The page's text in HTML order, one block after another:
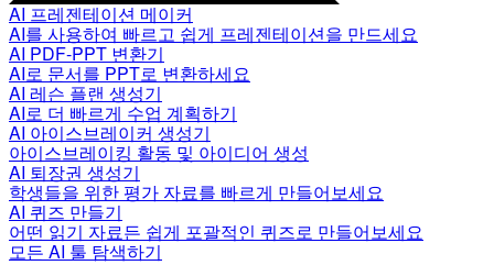
AI 프레젠테이션 메이커
AI를 사용하여 빠르고 쉽게 프레젠테이션을 만드세요
AI PDF-PPT 변환기
AI로 문서를 PPT로 변환하세요
AI 레슨 플랜 생성기
AI로 더 빠르게 수업 계획하기
AI 아이스브레이커 생성기
아이스브레이킹 활동 및 아이디어 생성
AI 퇴장권 생성기
학생들을 위한 평가 자료를 빠르게 만들어보세요
AI 퀴즈 만들기
어떤 읽기 자료든 쉽게 포괄적인 퀴즈로 만들어보세요
모든 AI 툴 탐색하기